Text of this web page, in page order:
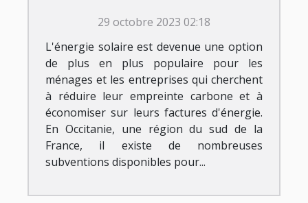
Occitanie29 octobre 2023 02:18
L'énergie solaire est devenue une option
de plus en plus populaire pour les
ménages et les entreprises qui cherchent
à réduire leur empreinte carbone et à
économiser sur leurs factures d'énergie.
En Occitanie, une région du sud de la
France, il existe de nombreuses
subventions disponibles pour...